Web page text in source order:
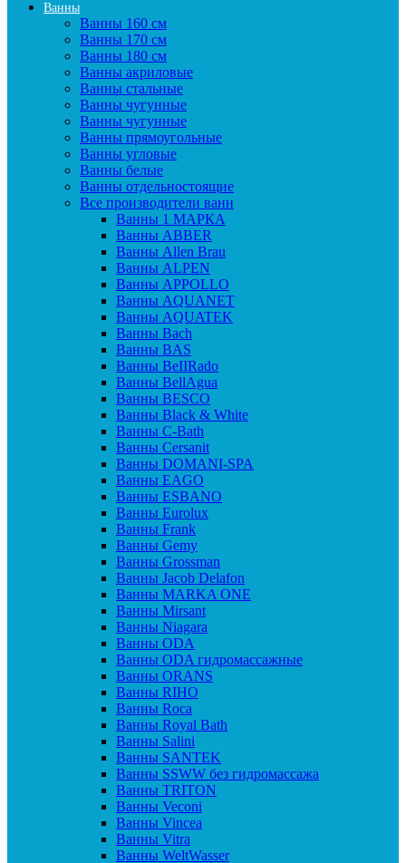
Ванны
Ванны 160 см
Ванны 170 см
Ванны 180 см
Ванны акриловые
Ванны стальные
Ванны чугунные
Ванны чугунные
Ванны прямоугольные
Ванны угловые
Ванны белые
Ванны отдельностоящие
Все производители ванн
Ванны 1 МАРКА
Ванны ABBER
Ванны Allen Brau
Ванны ALPEN
Ванны APPOLLO
Ванны AQUANET
Ванны AQUATEK
Ванны Bach
Ванны BAS
Ванны BeIIRado
Ванны BellAgua
Ванны BESCO
Ванны Black & White
Ванны C-Bath
Ванны Cersanit
Ванны DOMANI-SPA
Ванны EAGO
Ванны ESBANO
Ванны Eurolux
Ванны Frank
Ванны Gemy
Ванны Grossman
Ванны Jacob Delafon
Ванны MARKA ONE
Ванны Mirsant
Ванны Niagara
Ванны ODA
Ванны ODA гидромассажные
Ванны ORANS
Ванны RIHO
Ванны Roca
Ванны Royal Bath
Ванны Salini
Ванны SANTEK
Ванны SSWW без гидромассажа
Ванны TRITON
Ванны Veconi
Ванны Vincea
Ванны Vitra
Ванны WeltWasser